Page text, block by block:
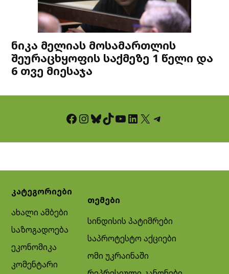
ნიკა მელიას მოსამართლის
შეურაცხყოფის საქმეზე 1 წელი და
6 თვე მიესაჯა
Facebook InstagramBluesky TikTok YouTube LinkedIn X Telegram
კატეგორიები
ახალი ამბები
საზოგადოება
ეკონომიკა
კომენტარი
თემები
სინდისის პატიმრები
საპროტესტო აქციები
ომი უკრაინაში